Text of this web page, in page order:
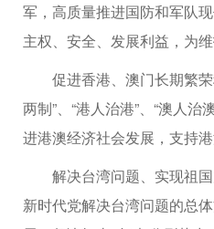
军，高质量推进国防和军队
主权、安全、发展利益，为
促进香港、澳门长期繁
两制”、“港人治港”、“澳人
进港澳经济社会发展，支持
解决台湾问题、实现祖
新时代党解决台湾问题的总